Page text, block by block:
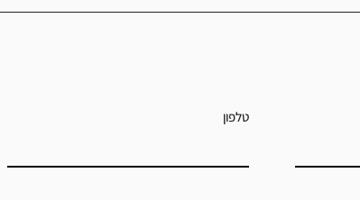
טלפון